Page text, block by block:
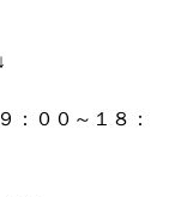
：００～１８：